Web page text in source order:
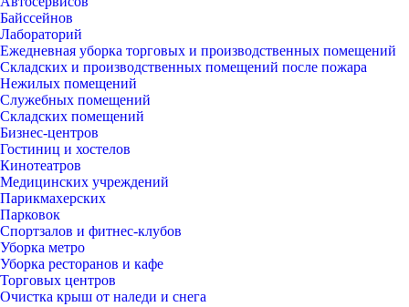
Байссейнов
Лабораторий
Ежедневная уборка торговых и производственных помещений
Складских и производственных помещений после пожара
Нежилых помещений
Служебных помещений
Складских помещений
Бизнес-центров
Гостиниц и хостелов
Кинотеатров
Медицинских учреждений
Парикмахерских
Парковок
Спортзалов и фитнес-клубов
Уборка метро
Уборка ресторанов и кафе
Торговых центров
Очистка крыш от наледи и снега